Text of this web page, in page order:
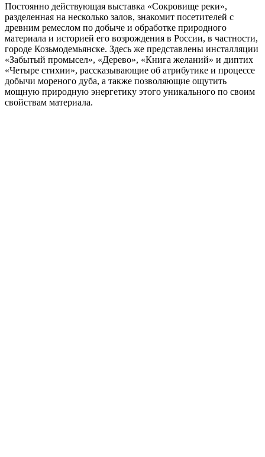
Постоянно действующая выставка «Сокровище реки»,
разделенная на несколько залов, знакомит посетителей с
древним ремеслом по добыче и обработке природного
материала и историей его возрождения в России, в частности,
городе Козьмодемьянске. Здесь же представлены инсталляции
«Забытый промысел», «Дерево», «Книга желаний» и диптих
«Четыре стихии», рассказывающие об атрибутике и процессе
добычи мореного дуба, а также позволяющие ощутить
мощную природную энергетику этого уникального по своим
свойствам материала.